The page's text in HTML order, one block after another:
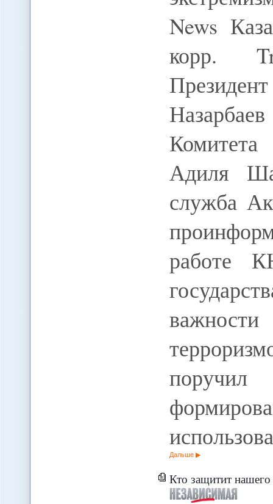
News
корр.
Комитета
Адиля
служба
работе
поручил
Дальше
Кто защитит нашего журналиста в